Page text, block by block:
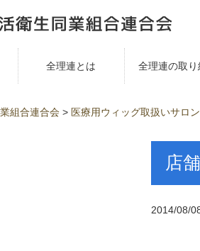
全理連とは 全理連の取り
組合連合会 > 医療用ウィッグ取扱いサロ
店
2014/08/